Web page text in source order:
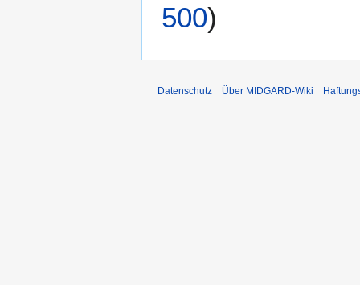
500)
Datenschutz Über MIDGARD-Wiki